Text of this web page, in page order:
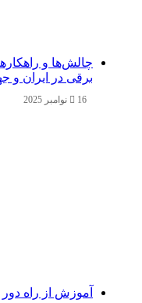
چالش‌ها و
برقی در ایران و
16 نوامبر 2025
آموزش از راه دور